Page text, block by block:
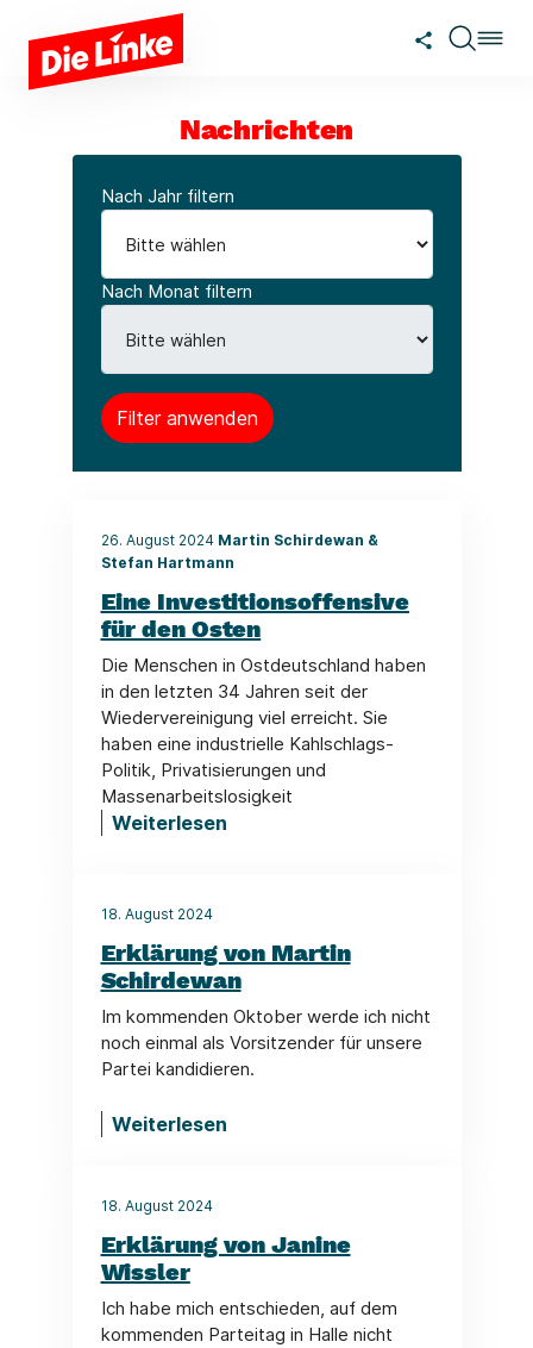
Zum Hauptinhalt springen
Nachrichten
Nach Jahr filtern
Nach Monat filtern
26. August 2024 Martin Schirdewan &
Stefan Hartmann
Eine Investitionsoffensive
für den Osten
Die Menschen in Ostdeutschland haben
in den letzten 34 Jahren seit der
Wiedervereinigung viel erreicht. Sie
haben eine industrielle Kahlschlags-
Politik, Privatisierungen und
Massenarbeitslosigkeit
Weiterlesen
18. August 2024
Erklärung von Martin
Schirdewan
Im kommenden Oktober werde ich nicht
noch einmal als Vorsitzender für unsere
Partei kandidieren.
Weiterlesen
18. August 2024
Erklärung von Janine
Wissler
Ich habe mich entschieden, auf dem
kommenden Parteitag in Halle nicht